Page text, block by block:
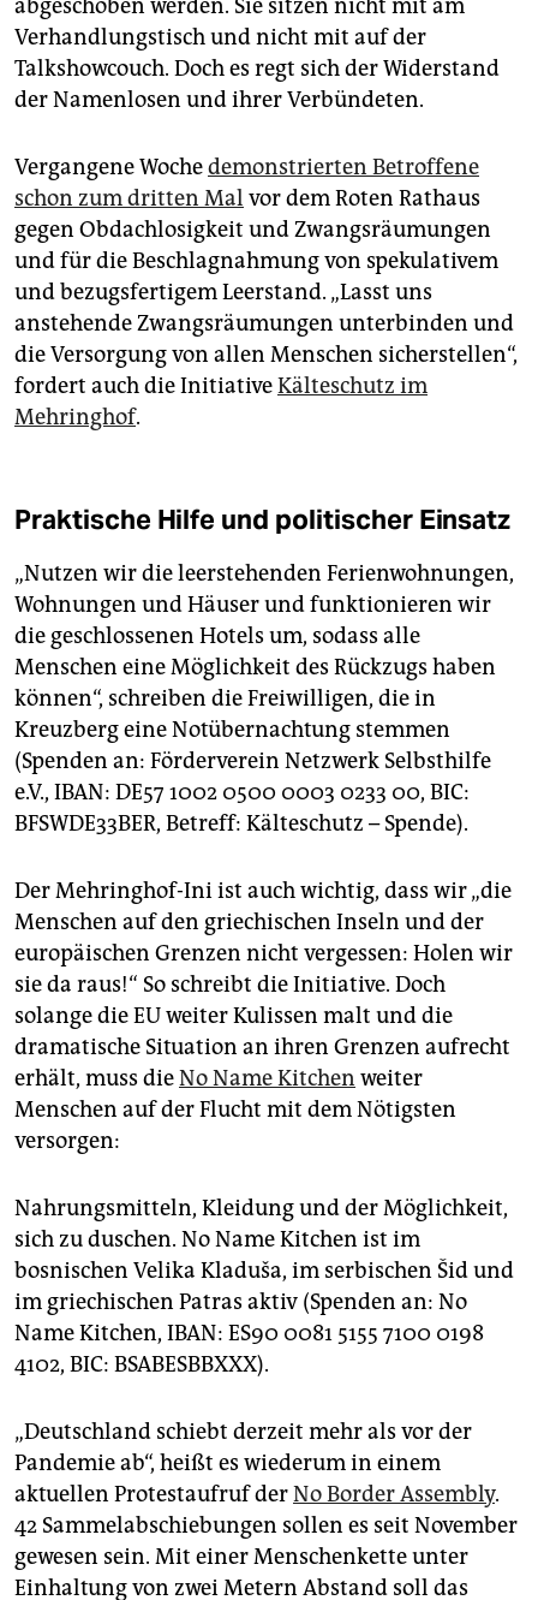
abgeschoben werden. Sie sitzen nicht mit am
Verhandlungstisch und nicht mit auf der
Talkshowcouch. Doch es regt sich der Widerstand
der Namenlosen und ihrer Verbündeten.
Vergangene Wochedemonstrierten Betroffene
schon zum dritten Mal vor dem Roten Rathaus
gegen Obdachlosigkeit und Zwangsräumungen
und für die Beschlagnahmung von spekulativem
und bezugsfertigem Leerstand. „Lasst uns
anstehende Zwangsräumungen unterbinden und
die Versorgung von allen Menschen sicherstellen“,
fordert auch die InitiativeKälteschutz im
Mehringhof.
Praktische Hilfe und politischer Einsatz
„Nutzen wir die leerstehenden Ferienwohnungen,
Wohnungen und Häuser und funktionieren wir
die geschlossenen Hotels um, sodass alle
Menschen eine Möglichkeit des Rückzugs haben
können“, schreiben die Freiwilligen, die in
Kreuzberg eine Notübernachtung stemmen
(Spenden an: Förderverein Netzwerk Selbsthilfe
e.V., IBAN: DE57 1002 0500 0003 0233 00, BIC:
BFSWDE33BER, Betreff: Kälteschutz – Spende).
Der Mehringhof-Ini ist auch wichtig, dass wir „die
Menschen auf den griechischen Inseln und der
europäischen Grenzen nicht vergessen: Holen wir
sie da raus!“ So schreibt die Initiative. Doch
solange die EU weiter Kulissen malt und die
dramatische Situation an ihren Grenzen aufrecht
erhält, muss dieNo Name Kitchen weiter
Menschen auf der Flucht mit dem Nötigsten
versorgen:
Nahrungsmitteln, Kleidung und der Möglichkeit,
sich zu duschen. No Name Kitchen ist im
bosnischen Velika Kladuša, im serbischen Šid und
im griechischen Patras aktiv (Spenden an: No
Name Kitchen, IBAN: ES90 0081 5155 7100 0198
4102, BIC: BSABESBBXXX).
„Deutschland schiebt derzeit mehr als vor der
Pandemie ab“, heißt es wiederum in einem
aktuellen Protestaufruf derNo Border Assembly.
42 Sammelabschiebungen sollen es seit November
gewesen sein. Mit einer Menschenkette unter
Einhaltung von zwei Metern Abstand soll das